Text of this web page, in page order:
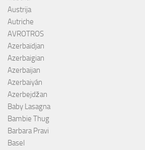
Austrija
Autriche
AVROTROS
Azerbaïdjan
Azerbaigian
Azerbaijan
Azerbaiyán
Azerbejdžan
Baby Lasagna
Bambie Thug
Barbara Pravi
Basel